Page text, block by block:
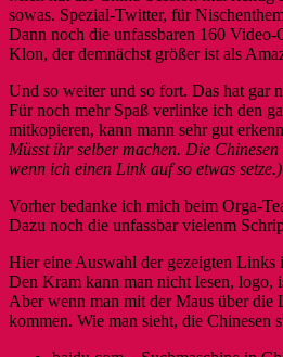
sowas. Spezial-Twitter, für
Dann noch die unfassbaren 160
Klon, der demnächst größer ist als
Und so weiter und so fort. Das hat gar
Für noch mehr Spaß verlinke ich den
mitkopieren, kann mann sehr gut
Müsst ihr selber machen. Die
wenn ich einen Link auf so etwas setze.)
Vorher bedanke ich mich beim Orga-
Dazu noch die unfassbar vielenm
Hier eine Auswahl der gezeigten Links
Den Kram kann man nicht lesen, logo,
Aber wenn man mit der Maus über die
kommen. Wie man sieht, die Chinesen